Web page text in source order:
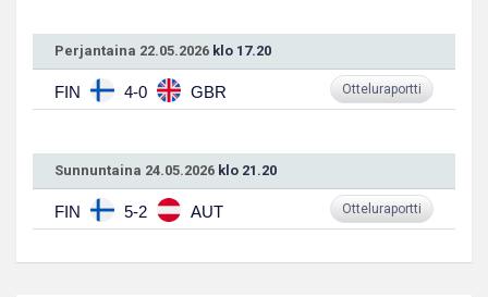
Perjantaina 22.05.2026 klo 17.20
FIN 4-0 GBR Otteluraportti
Sunnuntaina 24.05.2026 klo 21.20
FIN 5-2 AUT Otteluraportti